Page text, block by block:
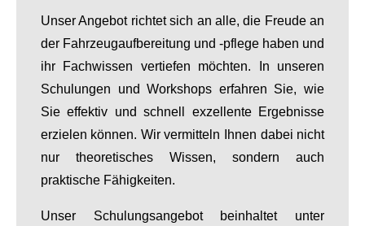
Unser Angebot richtet sich an alle, die Freude an
der Fahrzeugaufbereitung und -pflege haben und
ihr Fachwissen vertiefen möchten. In unseren
Schulungen und Workshops erfahren Sie, wie
Sie effektiv und schnell exzellente Ergebnisse
erzielen können. Wir vermitteln Ihnen dabei nicht
nur theoretisches Wissen, sondern auch
praktische Fähigkeiten.
Unser Schulungsangebot beinhaltet unter